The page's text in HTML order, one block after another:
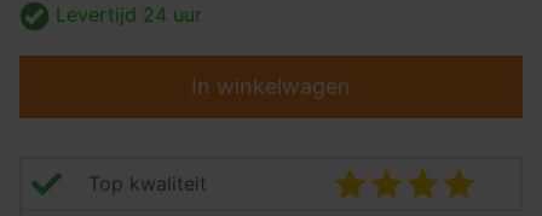
Levertijd 24 uur
In winkelwagen
Top kwaliteit